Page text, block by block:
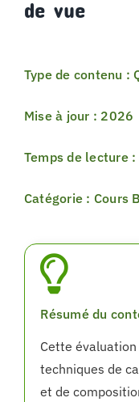
SUPPORT
de vue
Type de contenu :
Mise à jour : 2026
Temps de lecture
Catégorie : Cours
Résumé du
Cette
techniques de
et de